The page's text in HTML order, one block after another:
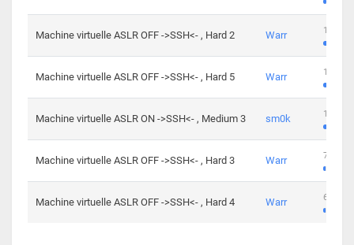
Machine virtuelle ASLR OFF ->SSH<- , Hard 2 Warr 176
Machine virtuelle ASLR OFF ->SSH<- , Hard 5 Warr 115
Machine virtuelle ASLR ON ->SSH<- , Medium 3 sm0k 115
Machine virtuelle ASLR OFF ->SSH<- , Hard 3 Warr 76
Machine virtuelle ASLR OFF ->SSH<- , Hard 4 Warr 63